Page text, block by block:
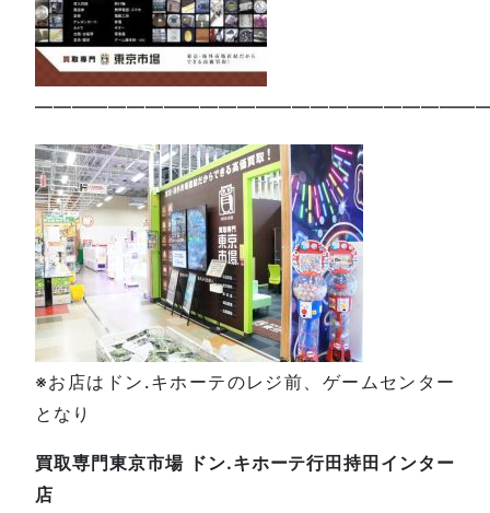
※お店はドン.キホーテのレジ前、ゲームセンター
となり
買取専門東京市場 ドン.キホーテ行田持田インター
店